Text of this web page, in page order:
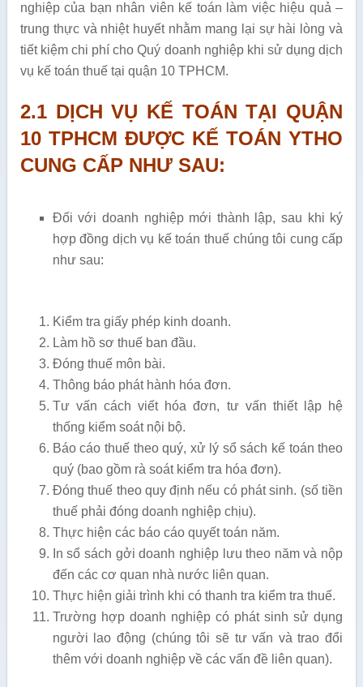
nghiệp của bạn nhân viên kế toán làm việc hiệu quả –
trung thực và nhiệt huyết nhằm mang lại sự hài lòng và
tiết kiệm chi phí cho Quý doanh nghiệp khi sử dụng dịch
vụ kế toán thuế tại quận 10 TPHCM.
2.1 DỊCH VỤ KẾ TOÁN TẠI QUẬN
10 TPHCM ĐƯỢC KẾ TOÁN YTHO
CUNG CẤP NHƯ SAU:
Đối với doanh nghiệp mới thành lập, sau khi ký
hợp đồng dịch vụ kế toán thuế chúng tôi cung cấp
như sau:
Kiểm tra giấy phép kinh doanh.
Làm hồ sơ thuế ban đầu.
Đóng thuế môn bài.
Thông báo phát hành hóa đơn.
Tư vấn cách viết hóa đơn, tư vấn thiết lập hệ
thống kiểm soát nội bộ.
Báo cáo thuế theo quý, xử lý sổ sách kế toán theo
quý (bao gồm rà soát kiểm tra hóa đơn).
Đóng thuế theo quy định nếu có phát sinh. (số tiền
thuế phải đóng doanh nghiệp chịu).
Thực hiện các báo cáo quyết toán năm.
In sổ sách gởi doanh nghiệp lưu theo năm và nộp
đến các cơ quan nhà nước liên quan.
Thực hiện giải trình khi có thanh tra kiểm tra thuế.
Trường hợp doanh nghiệp có phát sinh sử dụng
người lao động (chúng tôi sẽ tư vấn và trao đổi
thêm với doanh nghiệp về các vấn đề liên quan).